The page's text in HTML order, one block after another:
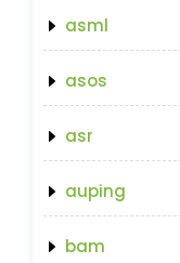
asml
asos
asr
auping
bam